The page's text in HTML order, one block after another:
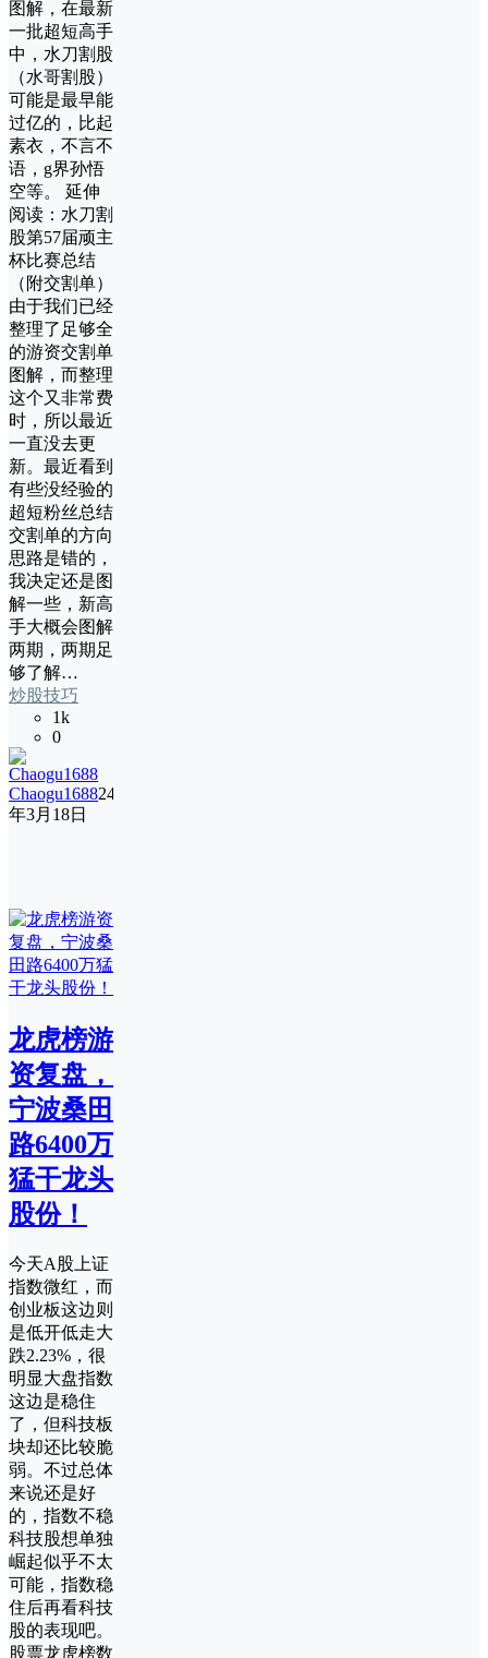
图解，在最新
一批超短高手
中，水刀割股
（水哥割股）
可能是最早能
过亿的，比起
素衣，不言不
语，g界孙悟
空等。 延伸
阅读：水刀割
股第57届顽主
杯比赛总结
（附交割单）
由于我们已经
整理了足够全
的游资交割单
图解，而整理
这个又非常费
时，所以最近
一直没去更
新。最近看到
有些没经验的
超短粉丝总结
交割单的方向
思路是错的，
我决定还是图
解一些，新高
手大概会图解
两期，两期足
够了解…
炒股技巧
1k
0
Chaogu168824
年3月18日
龙虎榜游
资复盘，
宁波桑田
路6400万
猛干龙头
股份！
今天A股上证
指数微红，而
创业板这边则
是低开低走大
跌2.23%，很
明显大盘指数
这边是稳住
了，但科技板
块却还比较脆
弱。不过总体
来说还是好
的，指数不稳
科技股想单独
崛起似乎不太
可能，指数稳
住后再看科技
股的表现吧。
股票龙虎榜数